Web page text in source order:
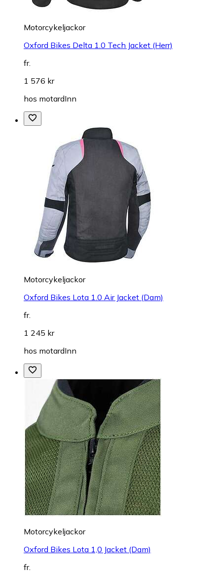
Motorcykeljackor
Oxford Bikes Delta 1.0 Tech Jacket (Herr)
fr.
1 576 kr
hos motardInn
Motorcykeljackor
Oxford Bikes Lota 1.0 Air Jacket (Dam)
fr.
1 245 kr
hos motardInn
Motorcykeljackor
Oxford Bikes Lota 1,0 Jacket (Dam)
fr.